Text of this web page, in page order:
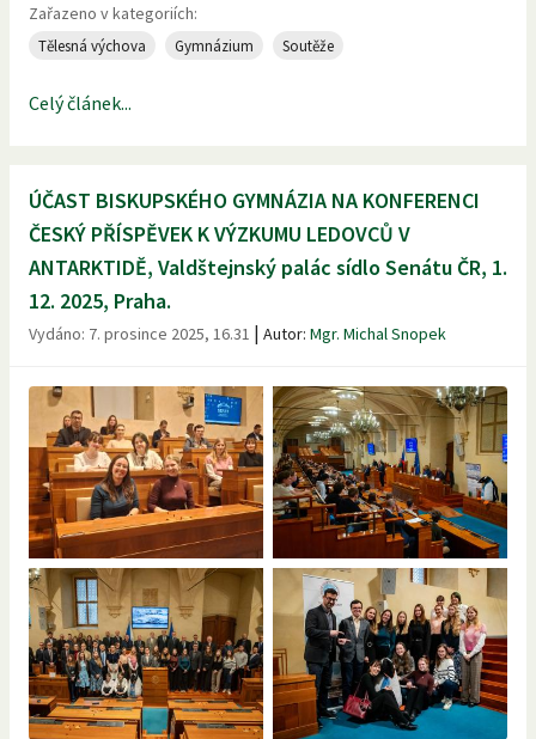
Zařazeno v kategoriích:
Tělesná výchova Gymnázium Soutěže
Celý článek...
ÚČAST BISKUPSKÉHO GYMNÁZIA NA KONFERENCI
ČESKÝ PŘÍSPĚVEK K VÝZKUMU LEDOVCŮ V
ANTARKTIDĚ, Valdštejnský palác sídlo Senátu ČR, 1.
12. 2025, Praha.
Vydáno: 7. prosince 2025, 16.31 | Autor: Mgr. Michal Snopek